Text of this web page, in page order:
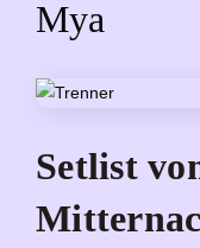
Mya
Setlist